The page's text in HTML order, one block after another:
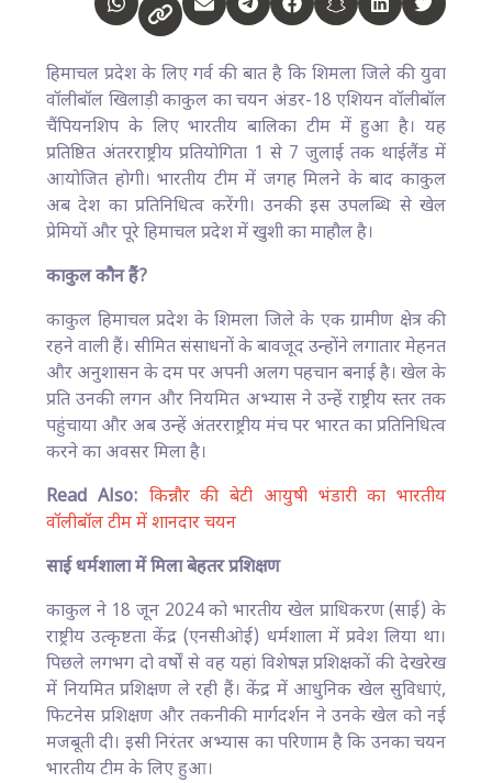
हिमाचल प्रदेश के लिए गर्व की बात है कि शिमला जिले की युवा
वॉलीबॉल खिलाड़ी काकुल का चयन अंडर-18 एशियन वॉलीबॉल
चैंपियनशिप के लिए भारतीय बालिका टीम में हुआ है। यह
प्रतिष्ठित अंतरराष्ट्रीय प्रतियोगिता 1 से 7 जुलाई तक थाईलैंड में
आयोजित होगी। भारतीय टीम में जगह मिलने के बाद काकुल
अब देश का प्रतिनिधित्व करेंगी। उनकी इस उपलब्धि से खेल
प्रेमियों और पूरे हिमाचल प्रदेश में खुशी का माहौल है।
काकुल कौन हैं?
काकुल हिमाचल प्रदेश के शिमला जिले के एक ग्रामीण क्षेत्र की
रहने वाली हैं। सीमित संसाधनों के बावजूद उन्होंने लगातार मेहनत
और अनुशासन के दम पर अपनी अलग पहचान बनाई है। खेल के
प्रति उनकी लगन और नियमित अभ्यास ने उन्हें राष्ट्रीय स्तर तक
पहुंचाया और अब उन्हें अंतरराष्ट्रीय मंच पर भारत का प्रतिनिधित्व
करने का अवसर मिला है।
Read Also: किन्नौर की बेटी आयुषी भंडारी का भारतीय
वॉलीबॉल टीम में शानदार चयन
साई धर्मशाला में मिला बेहतर प्रशिक्षण
काकुल ने 18 जून 2024 को भारतीय खेल प्राधिकरण (साई) के
राष्ट्रीय उत्कृष्टता केंद्र (एनसीओई) धर्मशाला में प्रवेश लिया था।
पिछले लगभग दो वर्षों से वह यहां विशेषज्ञ प्रशिक्षकों की देखरेख
में नियमित प्रशिक्षण ले रही हैं। केंद्र में आधुनिक खेल सुविधाएं,
फिटनेस प्रशिक्षण और तकनीकी मार्गदर्शन ने उनके खेल को नई
मजबूती दी। इसी निरंतर अभ्यास का परिणाम है कि उनका चयन
भारतीय टीम के लिए हुआ।